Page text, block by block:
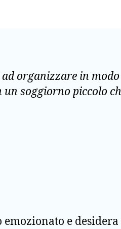
organizzare in
soggiorno piccolo
e